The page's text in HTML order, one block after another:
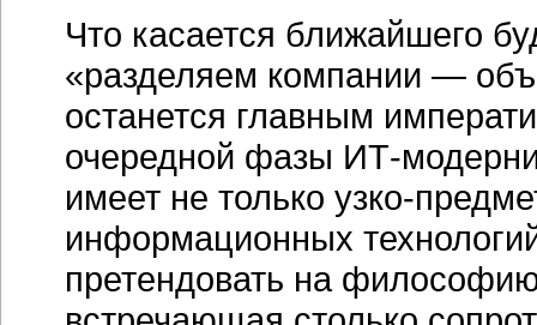
Что касается ближайшего
«разделяем компании —
останется главным
очередной фазы ИТ-
имеет не только узко-
информационных
претендовать на